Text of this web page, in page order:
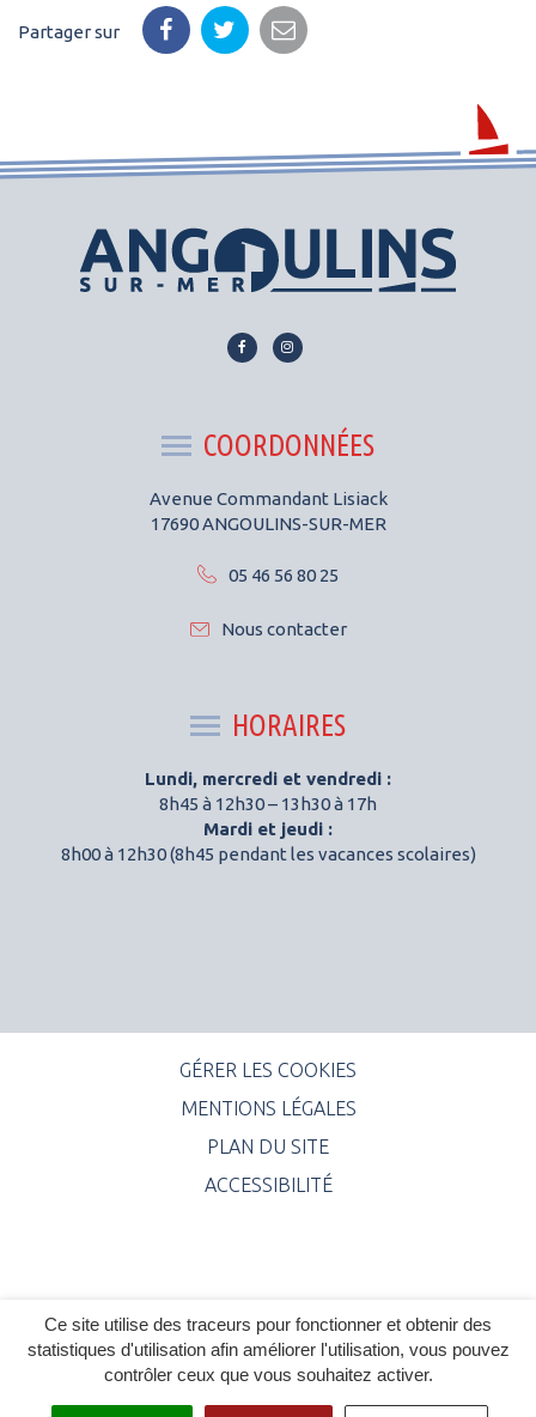
Ce site utilise des traceurs pour fonctionner et obtenir des
statistiques d'utilisation afin améliorer l'utilisation, vous pouvez
contrôler ceux que vous souhaitez activer.
Partager sur
Lien
Facebook
Lien
Instagram
COORDONNÉES
Avenue Commandant Lisiack
17690 ANGOULINS-SUR-MER
05 46 56 80 25
Nous contacter
HORAIRES
Lundi, mercredi et vendredi :
8h45 à 12h30 – 13h30 à 17h
Mardi et jeudi :
8h00 à 12h30 (8h45 pendant les vacances scolaires)
GÉRER LES COOKIES
MENTIONS LÉGALES
PLAN DU SITE
ACCESSIBILITÉ